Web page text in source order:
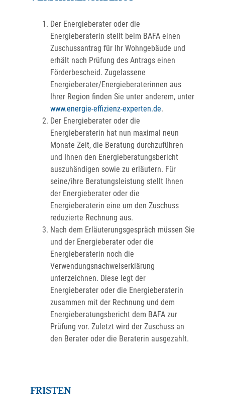
Der Energieberater oder die
Energieberaterin stellt beim BAFA einen
Zuschussantrag für Ihr Wohngebäude und
erhält nach Prüfung des Antrags einen
Förderbescheid. Zugelassene
Energieberater/Energieberaterinnen aus
Ihrer Region finden Sie unter anderem, unter
www.energie-effizienz-experten.de.
Der Energieberater oder die
Energieberaterin hat nun maximal neun
Monate Zeit, die Beratung durchzuführen
und Ihnen den Energieberatungsbericht
auszuhändigen sowie zu erläutern. Für
seine/ihre Beratungsleistung stellt Ihnen
der Energieberater oder die
Energieberaterin eine um den Zuschuss
reduzierte Rechnung aus.
Nach dem Erläuterungsgespräch müssen Sie
und der Energieberater oder die
Energieberaterin noch die
Verwendungsnachweiserklärung
unterzeichnen. Diese legt der
Energieberater oder die Energieberaterin
zusammen mit der Rechnung und dem
Energieberatungsbericht dem BAFA zur
Prüfung vor. Zuletzt wird der Zuschuss an
den Berater oder die Beraterin ausgezahlt.
FRISTEN